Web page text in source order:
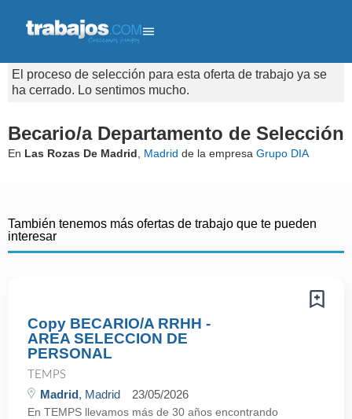
El proceso de selección para esta oferta de trabajo ya se
ha cerrado. Lo sentimos mucho.
Becario/a Departamento de Selección
En Las Rozas De Madrid Madrid de la empresa Grupo DIA
También tenemos más ofertas de trabajo que te pueden
interesar
Copy BECARIO/A RRHH -
AREA SELECCION DE
PERSONAL
TEMPS
Madrid, Madrid 23/05/2026
En TEMPS llevamos más de 30 años encontrando